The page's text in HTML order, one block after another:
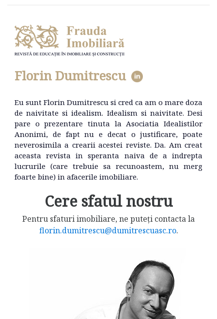
Florin Dumitrescu
Eu sunt Florin Dumitrescu si cred ca am o mare doza
de naivitate si idealism. Idealism si naivitate. Desi
pare o prezentare tinuta la Asociatia Idealistilor
Anonimi, de fapt nu e decat o justificare, poate
neverosimila a crearii acestei reviste. Da. Am creat
aceasta revista in speranta naiva de a indrepta
lucrurile (care trebuie sa recunoastem, nu merg
foarte bine) in afacerile imobiliare.
Cere sfatul nostru
Pentru sfaturi imobiliare, ne puteți contacta la
florin.dumitrescu@dumitrescuasc.ro.